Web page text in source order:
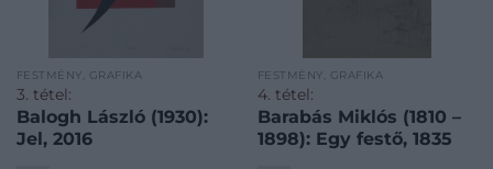
FESTMÉNY, GRAFIKA
3. tétel:
Balogh László (1930):
Jel, 2016
FESTMÉNY, GRAFIKA
4. tétel:
Barabás Miklós (1810 –
1898): Egy festő, 1835